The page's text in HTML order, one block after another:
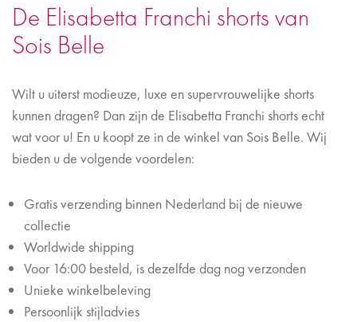
De Elisabetta Franchi shorts van
Sois Belle
Wilt u uiterst modieuze, luxe en supervrouwelijke shorts
kunnen dragen? Dan zijn de Elisabetta Franchi shorts echt
wat voor u! En u koopt ze in de winkel van Sois Belle. Wij
bieden u de volgende voordelen:
Gratis verzending binnen Nederland bij de nieuwe
collectie
Worldwide shipping
Voor 16:00 besteld, is dezelfde dag nog verzonden
Unieke winkelbeleving
Persoonlijk stijladvies